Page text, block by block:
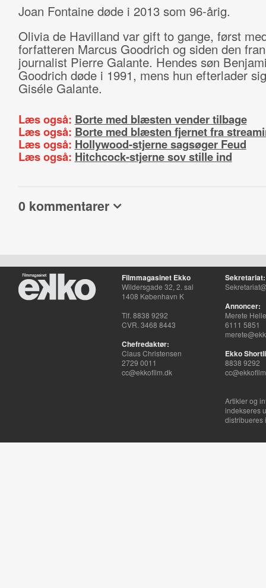
Joan Fontaine døde i 2013 som 96-årig.
Olivia de Havilland var gift to gange, først
forfatteren Marcus Goodrich og siden den
journalist Pierre Galante. Hendes søn
Goodrich døde i 1991, mens hun efterlader
Giséle Galante.
Læs også: Borte med blæsten vender tilbage
Læs også: Borte med blæsten fjernet fra
Læs også: Hollywood-stjerne sagsøger Feud
Læs også: Hitchcock-stjerne sov stille ind
0 kommentarer
Filmmagasinet Ekko
Wildersgade 32, 2. sal
1408 København K
Tlf. 8838 9292
CVR. 3468 8443
Chefredaktør:
Claus Christensen
2729 0011
cc@ekkofilm.dk
Sekretariat:
Annoncer:
Merete
6111 5851
Ekko
8838 9292
Artikler og
indekseres
distribueres